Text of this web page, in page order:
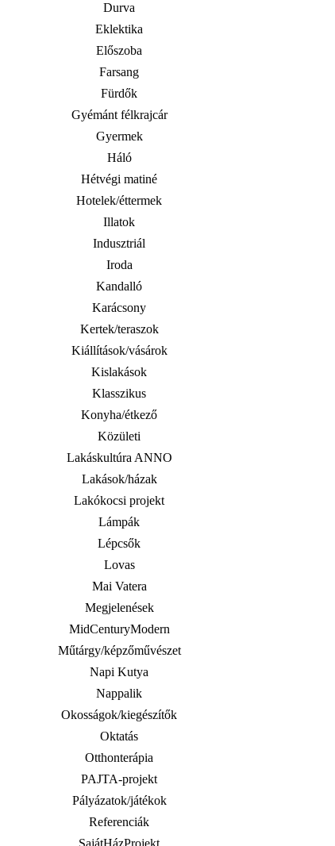
Durva
Eklektika
Előszoba
Farsang
Fürdők
Gyémánt félkrajcár
Gyermek
Háló
Hétvégi matiné
Hotelek/éttermek
Illatok
Indusztriál
Iroda
Kandalló
Karácsony
Kertek/teraszok
Kiállítások/vásárok
Kislakások
Klasszikus
Konyha/étkező
Közületi
Lakáskultúra ANNO
Lakások/házak
Lakókocsi projekt
Lámpák
Lépcsők
Lovas
Mai Vatera
Megjelenések
MidCenturyModern
Műtárgy/képzőművészet
Napi Kutya
Nappalik
Okosságok/kiegészítők
Oktatás
Otthonterápia
PAJTA-projekt
Pályázatok/játékok
Referenciák